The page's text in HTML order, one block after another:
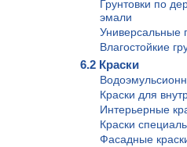
Грунтовки по
эмали
Универсальные
Влагостойкие
6.2 Краски
Краски для
Интерьерные
Краски
Фасадные